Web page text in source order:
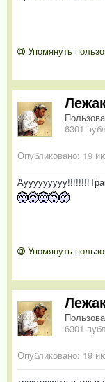
Упомянуть
6301
Опубликовано: 19
Упомянуть
6301
Опубликовано: 19